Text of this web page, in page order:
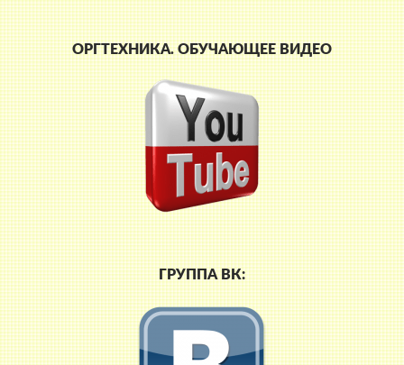
ОРГТЕХНИКА. ОБУЧАЮЩЕЕ ВИДЕО
ГРУППА ВК: